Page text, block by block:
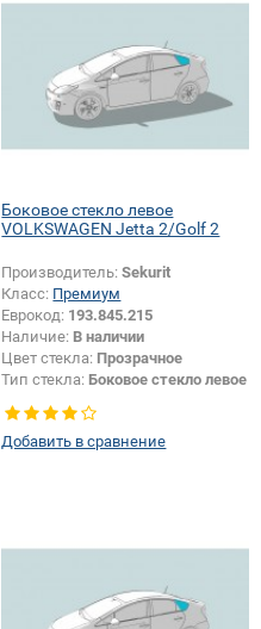
Боковое стекло левое
VOLKSWAGEN Jetta 2/Golf 2
Производитель:Sekurit
Класс: Премиум
Еврокод: 193.845.215
Наличие: В наличии
Цвет стекла: Прозрачное
Тип стекла: Боковое стекло левое
Добавить в сравнение